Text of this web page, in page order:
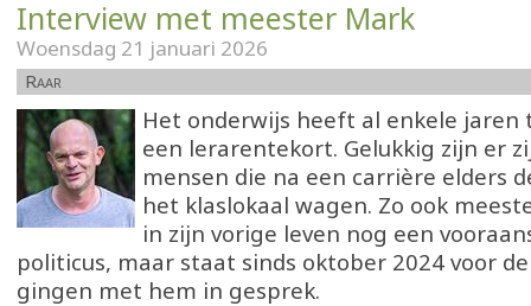
Interview met meester Mark
Woensdag 21 januari 2026
Raar
Het onderwijs heeft al enkele jaren
een lerarentekort. Gelukkig zijn er
mensen die na een carrière elders
het klaslokaal wagen. Zo ook
in zijn vorige leven nog een
politicus, maar staat sinds oktober 2024 voor de
gingen met hem in gesprek.